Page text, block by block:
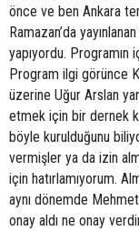
önce ve ben Ankara
Ramazan’da
yapıyordu. Programın
Program ilgi görünce
üzerine Uğur Arslan
etmek için bir dernek
böyle kurulduğunu
vermişler ya da izin
için hatırlamıyorum.
aynı dönemde
onay aldı ne onay